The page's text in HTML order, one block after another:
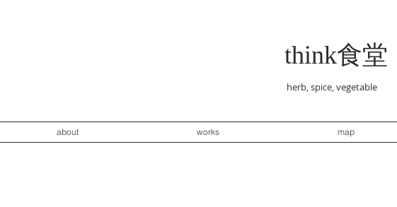
think食堂
herb, spice, vegetable
about works map